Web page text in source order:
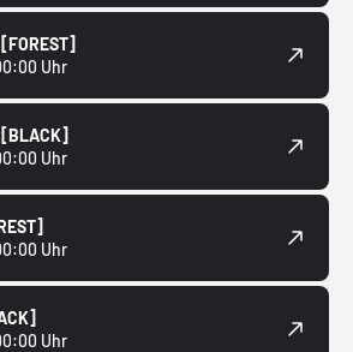
[FOREST]
Uhr
[BLACK]
Uhr
Uhr
Uhr